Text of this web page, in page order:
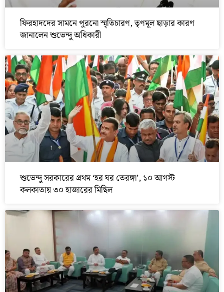
ফিরহাদদের সামনে পুরনো স্মৃতিচারণ, তৃণমূল ছাড়ার কারণ
জানালেন শুভেন্দু অধিকারী
শুভেন্দু সরকারের প্রথম ‘হর ঘর তেরঙ্গা’, ১০ আগস্ট
কলকাতায় ৩০ হাজারের মিছিল